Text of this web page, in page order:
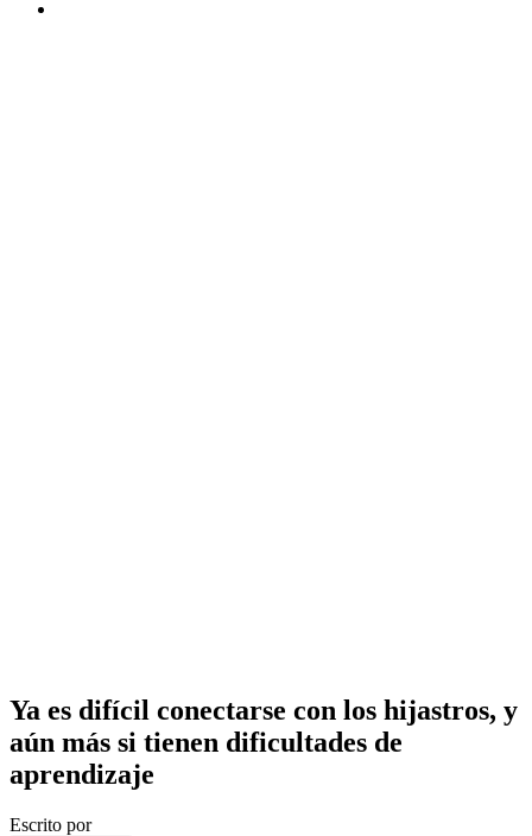
Ya es difícil conectarse con los hijastros, y
aún más si tienen dificultades de
aprendizaje
Escrito por